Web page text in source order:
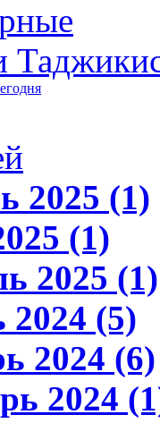
2025 (1)
(1)
2025 (1)
(5)
2024 (6)
2024